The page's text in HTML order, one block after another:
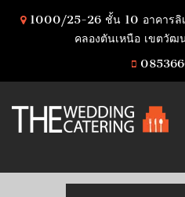
1000/25-26 ชั้น 10 อาคารลิ
คลองตันเหนือ เขตวัฒ